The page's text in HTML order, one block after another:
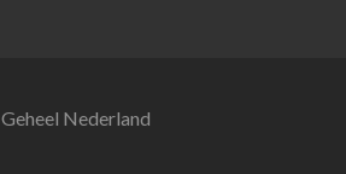
Geheel Nederland